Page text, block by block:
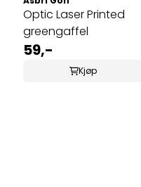
Optic Laser Printed
greengaffel
59,-
Kjøp